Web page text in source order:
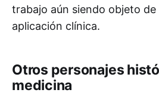
trabajo aún siendo objeto
aplicación clínica.
Otros personajes
medicina